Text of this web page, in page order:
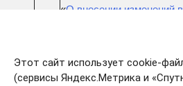
Этот сайт использует cookie-
(сервисы Яндекс.Метрика и
«О внесении изменений в
Ивановской области »